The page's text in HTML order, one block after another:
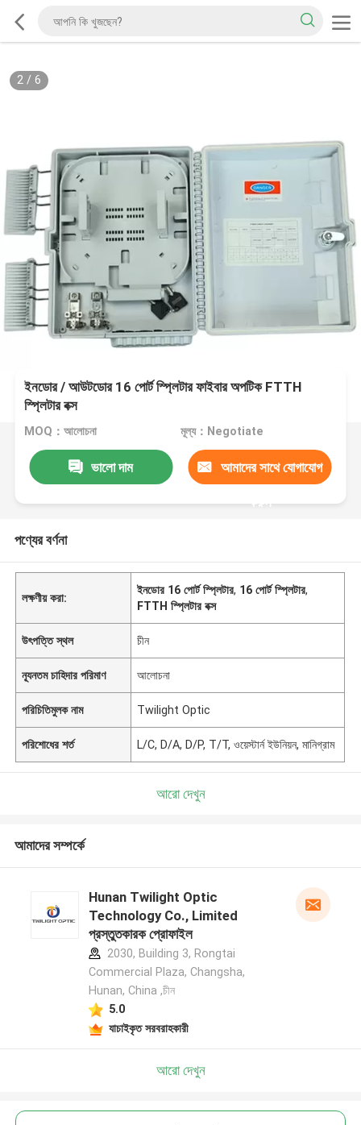
2/ 6
ইনডোর / আউটডোর 16 পোর্ট স্প্লিটার ফাইবার অপটিক FTTH
স্প্লিটার বক্স
MOQ：আলোচনা মূল্য：Negotiate
ভালো দাম আমাদের সাথে যোগাযোগ
করুন
পণ্যের বর্ণনা
লক্ষণীয় করা:
ইনডোর 16 পোর্ট স্প্লিটার, 16 পোর্ট স্প্লিটার,
FTTH স্প্লিটার বক্স
উৎপত্তি স্থল চীন
ন্যূনতম চাহিদার পরিমাণ আলোচনা
পরিচিতিমুলক নাম Twilight Optic
পরিশোধের শর্ত L/C, D/A, D/P, T/T, ওয়েস্টার্ন ইউনিয়ন, মানিগ্রাম
আরো দেখুন
আমাদের সম্পর্কে
Hunan Twilight Optic
Technology Co., Limited
প্রস্তুতকারক প্রোফাইল
2030, Building 3, Rongtai
Commercial Plaza, Changsha,
Hunan, China ,চীন
5.0
যাচাইকৃত সরবরাহকারী
আরো দেখুন